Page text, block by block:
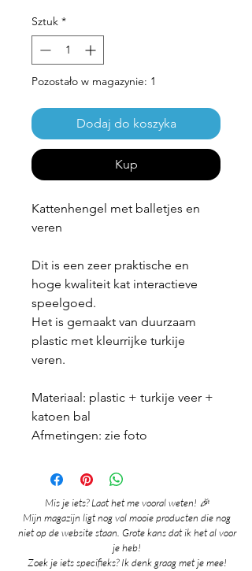
Sztuk *
Pozostało w magazynie: 1
Dodaj do koszyka
Kup
Kattenhengel met balletjes en
veren
Dit is een zeer praktische en
hoge kwaliteit kat interactieve
speelgoed.
Het is gemaakt van duurzaam
plastic met kleurrijke turkije
veren.
Materiaal: plastic + turkije veer +
katoen bal
Afmetingen: zie foto
Mis je iets? Laat het me vooral weten! 🎉
Mijn magazijn ligt nog vol mooie producten die nog
niet op de website staan. Grote kans dat ik het al voor
je heb!
Zoek je iets specifieks? Ik denk graag met je mee!